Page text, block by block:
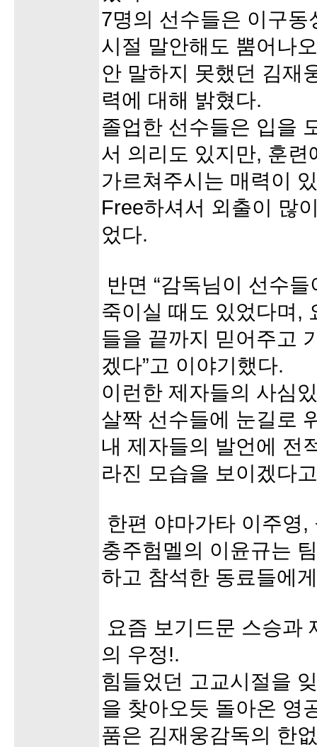
7명의 선수들은 이구
시절 말안해도 뿜어나
안 말하지 못했던 김재
력에 대해 밝혔다.
졸업한 선수들은 입을
서 의리도 있지만, 훈
가르쳐주시는 매력이
Free하셔서 외출이 많
었다.
반면 “감독님이 선수
죽이실 때도 있었다며,
들을 끝까지 믿어주고
겠다”고 이야기했다.
이런한 제자들의 사심
살짝 선수들에 눈길로
내 제자들의 발언에 전
라진 모습을 보이겠다
한편 야마가타 이주영
충주험멜의 이윤규는
하고 참석한 동료들에
요즘 보기드문 스승과
의 우정!.
힘들었던 고교시절을
을 찾아오듯 돌아온 영
품은 김재웅감독의 한